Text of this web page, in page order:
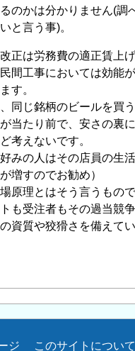
のかは分かりません(調
と言う事)。
正は労務費の適正賃上
間工事においては効能
す。
同じ銘柄のビールを買
当たり前で、安さの裏
考えないです。
好みの人はその店員の生
増すのでお勧め）
原理とはそう言うもの
も受注者もその過当競
資質や狡猾さを備えて
ジ このサイトについて